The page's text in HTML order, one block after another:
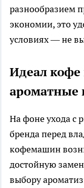
разнообразием
экономии, это
условиях — не
Идеал кофе
ароматные
На фоне ухода с
бренда перед
кофемашин
достойную
выбору